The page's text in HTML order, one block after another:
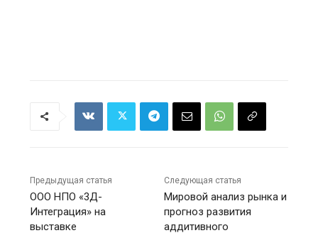
Предыдущая статья
ООО НПО «3Д-
Интеграция» на
выставке
Следующая статья
Мировой анализ рынка и
прогноз развития
аддитивного